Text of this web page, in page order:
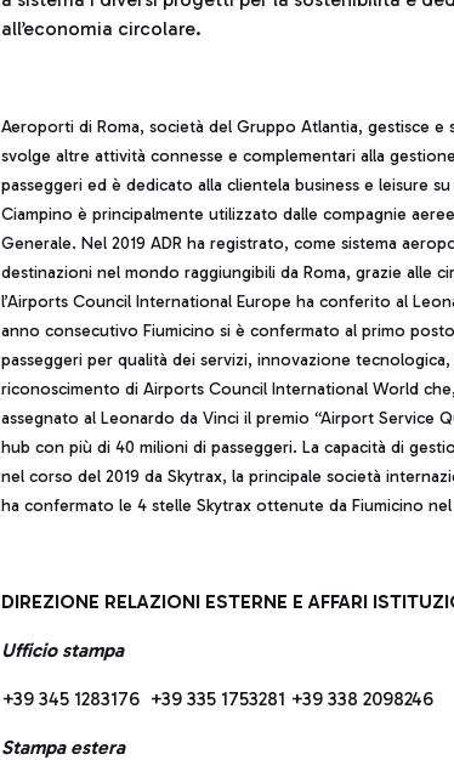
all’economia circolare.
Aeroporti di Roma, società del Gruppo Atlantia, gestisce
svolge altre attività connesse e complementari alla
passeggeri ed è dedicato alla clientela business e leisure
Ciampino è principalmente utilizzato dalle compagnie
Generale. Nel 2019 ADR ha registrato, come sistema
destinazioni nel mondo raggiungibili da Roma, grazie alle
l’Airports Council International Europe ha conferito al
anno consecutivo Fiumicino si è confermato al primo
passeggeri per qualità dei servizi, innovazione
riconoscimento di Airports Council International World
assegnato al Leonardo da Vinci il premio “Airport Service
hub con più di 40 milioni di passeggeri. La capacità di
nel corso del 2019 da Skytrax, la principale società
ha confermato le 4 stelle Skytrax ottenute da Fiumicino nel
DIREZIONE RELAZIONI ESTERNE E AFFARI
Ufficio stampa
+39 345 1283176 +39 335 1753281 +39 338 2098246
Stampa estera